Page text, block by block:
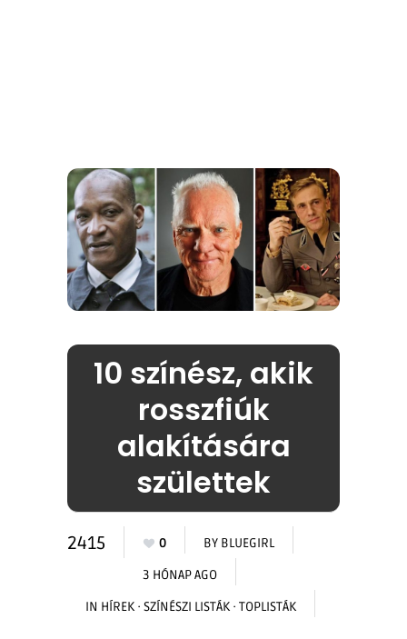
10 színész, akik
rosszfiúk
alakítására
születtek
2415 0 BY BLUEGIRL
3 HÓNAP AGO
IN HÍREK · SZÍNÉSZI LISTÁK · TOPLISTÁK